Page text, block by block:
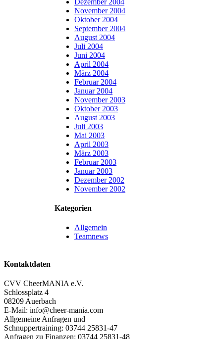
November 2004
Oktober 2004
September 2004
August 2004
Juli 2004
Juni 2004
April 2004
März 2004
Februar 2004
Januar 2004
November 2003
Oktober 2003
August 2003
Juli 2003
Mai 2003
April 2003
März 2003
Februar 2003
Januar 2003
Dezember 2002
November 2002
Kategorien
Allgemein
Teamnews
Kontaktdaten
CVV CheerMANIA e.V.
Schlossplatz 4
08209 Auerbach
E-Mail: info@cheer-mania.com
Allgemeine Anfragen und
Schnuppertraining: 03744 25831-47
Anfragen zu Finanzen: 03744 25831-48